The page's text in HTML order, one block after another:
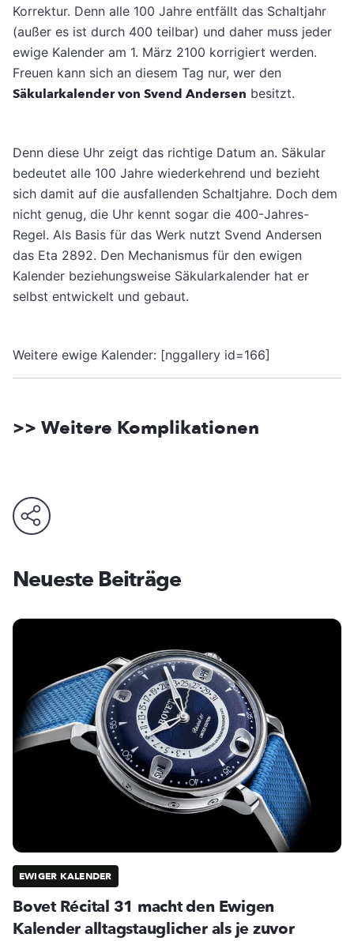
Korrektur. Denn alle 100 Jahre entfällt das Schaltjahr
(außer es ist durch 400 teilbar) und daher muss jeder
ewige Kalender am 1. März 2100 korrigiert werden.
Freuen kann sich an diesem Tag nur, wer den
Säkularkalender von Svend Andersen besitzt.
Denn diese Uhr zeigt das richtige Datum an. Säkular
bedeutet alle 100 Jahre wiederkehrend und bezieht
sich damit auf die ausfallenden Schaltjahre. Doch dem
nicht genug, die Uhr kennt sogar die 400-Jahres-
Regel. Als Basis für das Werk nutzt Svend Andersen
das Eta 2892. Den Mechanismus für den ewigen
Kalender beziehungsweise Säkularkalender hat er
selbst entwickelt und gebaut.
Weitere ewige Kalender: [nggallery id=166]
>> Weitere Komplikationen
Neueste Beiträge
EWIGER KALENDER
Bovet Récital 31 macht den Ewigen
Kalender alltagstauglicher als je zuvor